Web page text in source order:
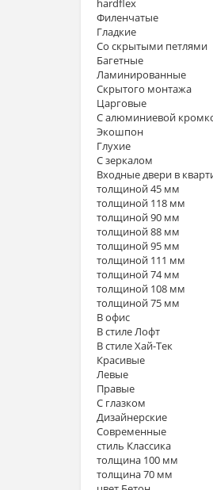
hardflex
Филенчатые
Гладкие
Со скрытыми петлями
Багетные
Ламинированные
Скрытого монтажа
Царговые
С алюминиевой
Экошпон
Глухие
С зеркалом
Входные двери в
толщиной 45 мм
толщиной 118 мм
толщиной 90 мм
толщиной 88 мм
толщиной 95 мм
толщиной 111 мм
толщиной 74 мм
толщиной 108 мм
толщиной 75 мм
В офис
В стиле Лофт
В стиле Хай-Тек
Красивые
Левые
Правые
С глазком
Дизайнерские
Современные
стиль Классика
толщина 100 мм
толщина 70 мм